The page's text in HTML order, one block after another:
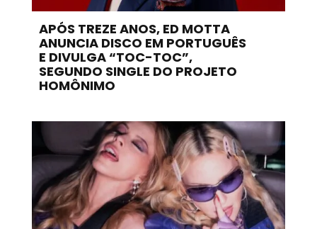
APÓS TREZE ANOS, ED MOTTA
ANUNCIA DISCO EM PORTUGUÊS
E DIVULGA “TOC-TOC”,
SEGUNDO SINGLE DO PROJETO
HOMÔNIMO